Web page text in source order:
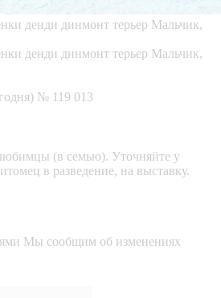
№ 119 013
(в семью). Уточняйте у
в разведение, на выставку.
Мы сообщим об изменениях